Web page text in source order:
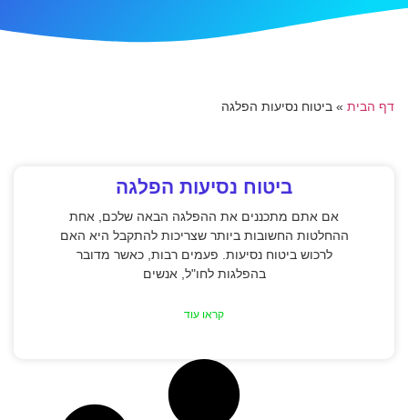
דף הבית » ביטוח נסיעות הפלגה
ביטוח נסיעות הפלגה
אם אתם מתכננים את ההפלגה הבאה שלכם, אחת
ההחלטות החשובות ביותר שצריכות להתקבל היא האם
לרכוש ביטוח נסיעות. פעמים רבות, כאשר מדובר
בהפלגות לחו"ל, אנשים
קראו עוד